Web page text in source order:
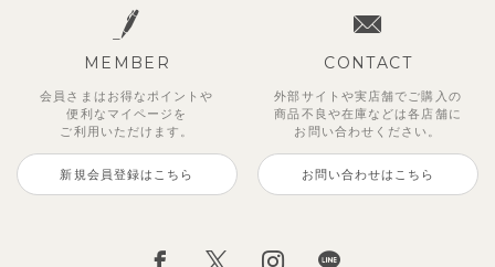
ャツ＆パン
ンツ
ンツ
MEMBER
会員さまはお得なポイントや
便利な マイページを
ご利用いただけます。
新規会員登録はこちら
CONTACT
外部サイトや実店舗でご購入の
商品不良や在庫などは各店舗に
お問い合わせください。
お問い合わせはこちら